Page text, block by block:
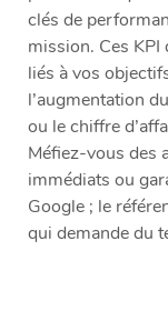
clés de
mission. Ces
liés à vos
l’augmentation
ou le chiffre
Méfiez-vous des
immédiats ou
Google ; le
qui demande du